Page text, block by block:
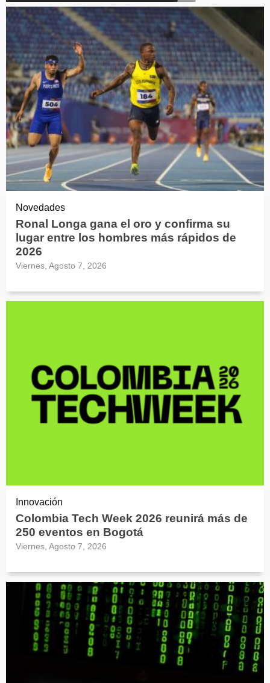
Novedades
Ronal Longa gana el oro y confirma su
lugar entre los hombres más rápidos de
2026
Viernes, Agosto 7, 2026
Innovación
Colombia Tech Week 2026 reunirá más de
250 eventos en Bogotá
Viernes, Agosto 7, 2026